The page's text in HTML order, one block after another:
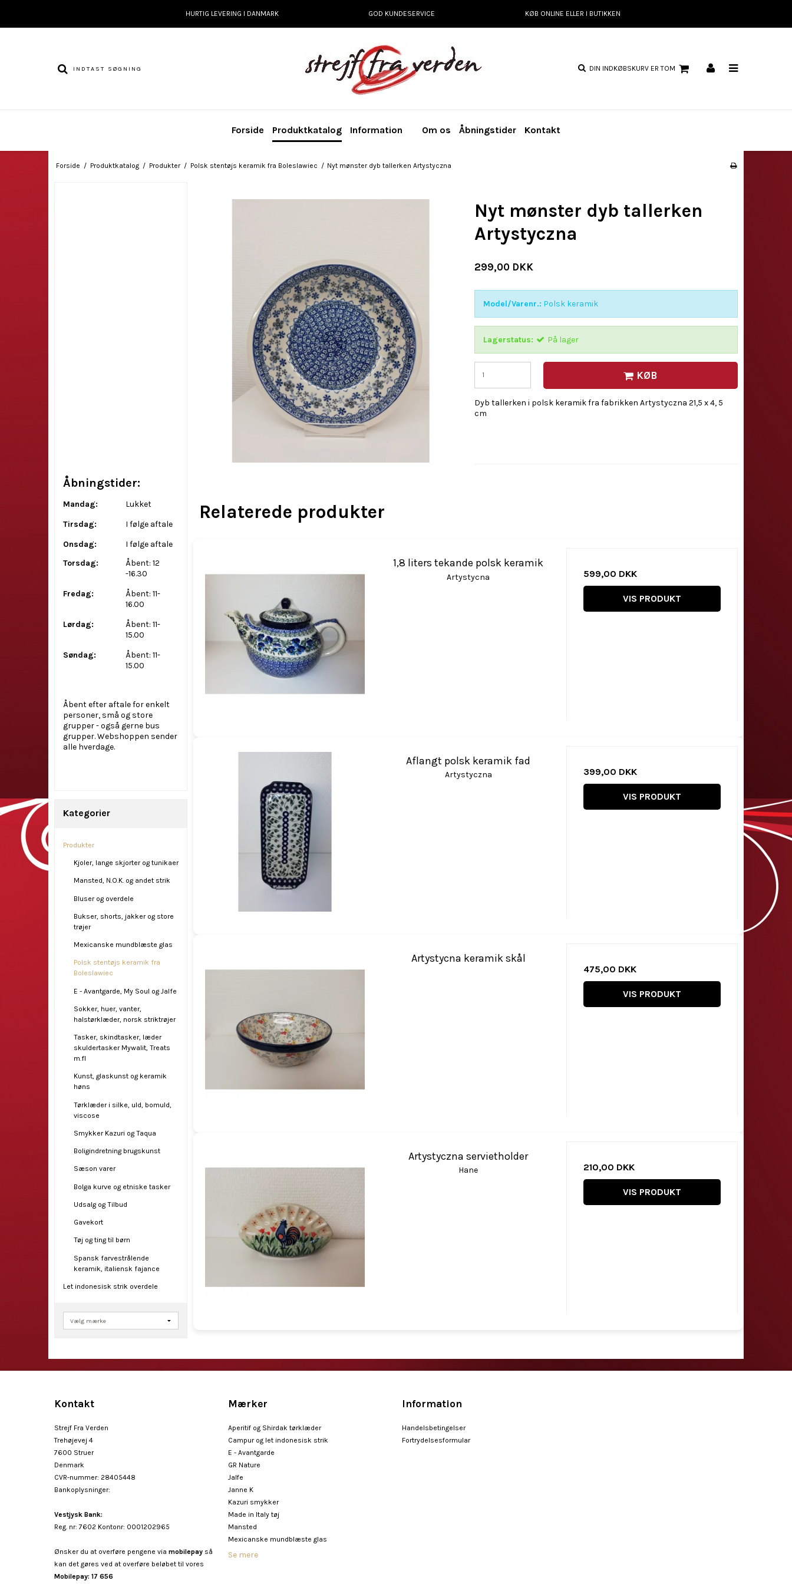
HURTIG LEVERING I DANMARK GOD KUNDESERVICE KØB ONLINE ELLER I BUTIKKEN
DIN INDKØBSKURV ER TOM
Forside Produktkatalog Information Om os Åbningstider Kontakt
Forside / Produktkatalog / Produkter / Polsk stentøjs keramik fra Boleslawiec / Nyt mønster dyb tallerken Artystyczna
Åbningstider:
Mandag:
Lukket
Tirsdag:
I følge aftale
Onsdag:
I følge aftale
Torsdag:
Åbent: 12
-16.30
Fredag:
Åbent: 11-
16.00
Lørdag:
Åbent: 11-
15.00
Søndag:
Åbent: 11-
15.00
Åbent efter aftale for enkelt
personer, små og store
grupper - også gerne bus
grupper. Webshoppen sender
alle hverdage.
Kategorier
Produkter
Kjoler, lange skjorter og tunikaer
Mansted, N.O.K. og andet strik
Bluser og overdele
Bukser, shorts, jakker og store
trøjer
Mexicanske mundblæste glas
Polsk stentøjs keramik fra
Boleslawiec
E - Avantgarde, My Soul og Jalfe
Sokker, huer, vanter,
halstørklæder, norsk striktrøjer
Tasker, skindtasker, læder
skuldertasker Mywalit, Treats
m.fl
Kunst, glaskunst og keramik
høns
Tørklæder i silke, uld, bomuld,
viscose
Smykker Kazuri og Taqua
Boligindretning brugskunst
Sæson varer
Bolga kurve og etniske tasker
Udsalg og Tilbud
Gavekort
Tøj og ting til børn
Spansk farvestrålende
keramik, italiensk fajance
Let indonesisk strik overdele
Nyt mønster dyb tallerken
Artystyczna
299,00 DKK
Model/Varenr.: Polsk keramik
Lagerstatus: På lager
KØB
Dyb tallerken i polsk keramik fra fabrikken Artystyczna 21,5 x 4, 5
cm
Relaterede produkter
1,8 liters tekande polsk keramik
Artystycna 599,00 DKK
VIS PRODUKT
Aflangt polsk keramik fad
Artystyczna 399,00 DKK
VIS PRODUKT
Artystycna keramik skål
475,00 DKK
VIS PRODUKT
Artystyczna servietholder
Hane 210,00 DKK
VIS PRODUKT
Kontakt
Strejf Fra Verden
Trehøjevej 4
7600 Struer
Denmark
CVR-nummer: 28405448
Bankoplysninger:
Vestjysk Bank:
Reg. nr: 7602 Kontonr: 0001202965
Ønsker du at overføre pengene via mobilepay så
kan det gøres ved at overføre beløbet til vores
Mobilepay: 17 656
Mærker
Aperitif og Shirdak tørklæder
Campur og let indonesisk strik
E - Avantgarde
GR Nature
Jalfe
Janne K
Kazuri smykker
Made in Italy tøj
Mansted
Mexicanske mundblæste glas
Se mere
Information
Handelsbetingelser
Fortrydelsesformular